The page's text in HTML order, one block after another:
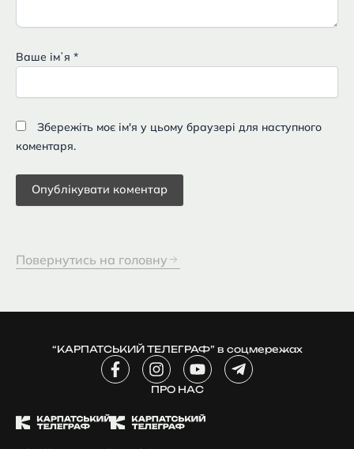
Ваше імʼя *
Збережіть моє ім'я у цьому браузері для наступного
коментаря.
Повернутись на головну
“КАРПАТСЬКИЙ ТЕЛЕГРАФ” в соцмережах
F
a
b
I
n
s
a
Y
o
u
u
T
e
ПРО НАС